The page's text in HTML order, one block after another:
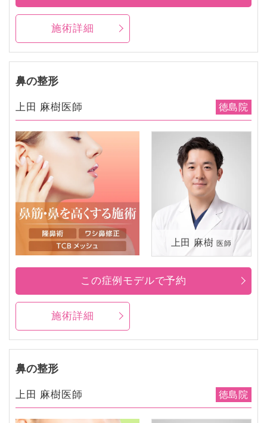
施術詳細
鼻の整形
上田 麻樹医師 徳島院
上田 麻樹 医師
施術詳細
この症例モデルで予約
鼻の整形
上田 麻樹医師 徳島院